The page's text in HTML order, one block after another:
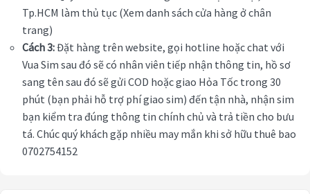
Tp.HCM làm thủ tục (Xem danh sách cửa hàng ở chân
trang)
Cách 3:Đặt hàng trên website, gọi hotline hoặc chat với
Vua Sim sau đó sẽ có nhân viên tiếp nhận thông tin, hồ sơ
sang tên sau đó sẽ gửi COD hoặc giao Hỏa Tốc trong 30
phút (bạn phải hỗ trợ phí giao sim) đến tận nhà, nhận sim
bạn kiểm tra đúng thông tin chính chủ và trả tiền cho bưu
tá. Chúc quý khách gặp nhiều may mắn khi sở hữu thuê bao
0702754152